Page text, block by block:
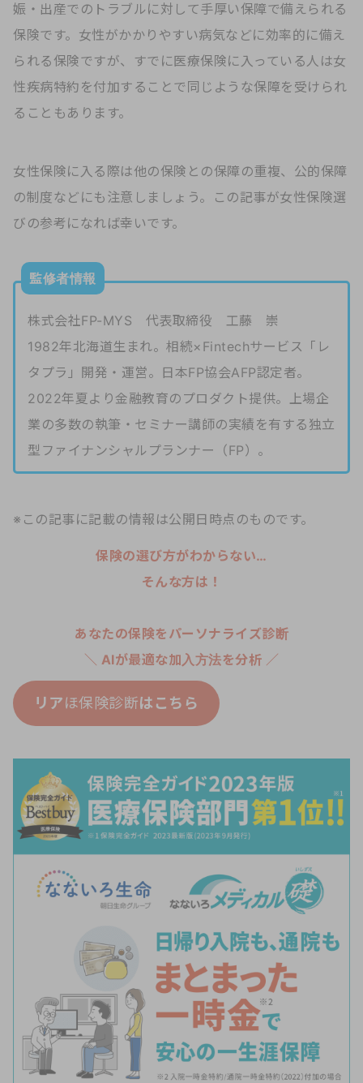
娠・出産でのトラブルに対して手厚い保障で備えられる
保険です。女性がかかりやすい病気などに効率的に備え
られる保険ですが、すでに医療保険に入っている人は女
性疾病特約を付加することで同じような保障を受けられ
ることもあります。
女性保険に入る際は他の保険との保障の重複、公的保障
の制度などにも注意しましょう。この記事が女性保険選
びの参考になれば幸いです。
監修者情報
株式会社FP-MYS 代表取締役 工藤 崇
1982年北海道生まれ。相続×Fintechサービス「レ
タプラ」開発・運営。日本FP協会AFP認定者。
2022年夏より金融教育のプロダクト提供。上場企
業の多数の執筆・セミナー講師の実績を有する独立
型ファイナンシャルプランナー（FP）。
※この記事に記載の情報は公開日時点のものです。
保険の選び方がわからない…
そんな方は！
あなたの保険をパーソナライズ診断
＼ AIが最適な加入方法を分析 ／
リアほ保険診断はこちら